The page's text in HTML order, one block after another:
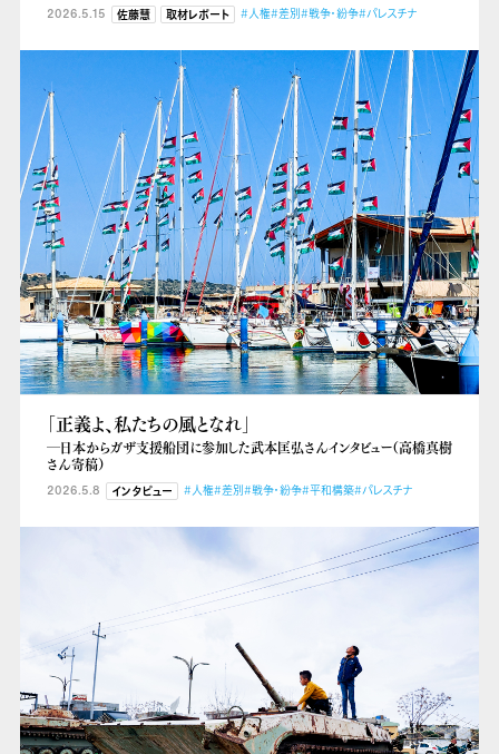
2026.5.15 佐藤慧 取材レポート #人権#差別#戦争・紛争#パレスチナ
「正義よ、私たちの風となれ」
―日本からガザ支援船団に参加した武本匡弘さんインタビュー（高橋真樹
さん寄稿）
2026.5.8 インタビュー #人権#差別#戦争・紛争#平和構築#パレスチナ